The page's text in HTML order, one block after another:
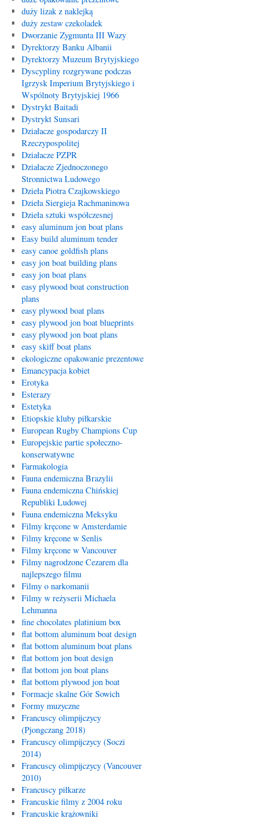
duży lizak z naklejką
duży zestaw czekoladek
Dworzanie Zygmunta III Wazy
Dyrektorzy Banku Albanii
Dyrektorzy Muzeum Brytyjskiego
Dyscypliny rozgrywane podczas
Igrzysk Imperium Brytyjskiego i
Wspólnoty Brytyjskiej 1966
Dystrykt Baitadi
Dystrykt Sunsari
Działacze gospodarczy II
Rzeczypospolitej
Działacze PZPR
Działacze Zjednoczonego
Stronnictwa Ludowego
Dzieła Piotra Czajkowskiego
Dzieła Siergieja Rachmaninowa
Dzieła sztuki współczesnej
easy aluminum jon boat plans
Easy build aluminum tender
easy canoe goldfish plans
easy jon boat building plans
easy jon boat plans
easy plywood boat construction
plans
easy plywood boat plans
easy plywood jon boat blueprints
easy plywood jon boat plans
easy skiff boat plans
ekologiczne opakowanie prezentowe
Emancypacja kobiet
Erotyka
Esterazy
Estetyka
Etiopskie kluby piłkarskie
European Rugby Champions Cup
Europejskie partie społeczno-
konserwatywne
Farmakologia
Fauna endemiczna Brazylii
Fauna endemiczna Chińskiej
Republiki Ludowej
Fauna endemiczna Meksyku
Filmy kręcone w Amsterdamie
Filmy kręcone w Senlis
Filmy kręcone w Vancouver
Filmy nagrodzone Cezarem dla
najlepszego filmu
Filmy o narkomanii
Filmy w reżyserii Michaela
Lehmanna
fine chocolates platinium box
flat bottom aluminum boat design
flat bottom aluminum boat plans
flat bottom jon boat design
flat bottom jon boat plans
flat bottom plywood jon boat
Formacje skalne Gór Sowich
Formy muzyczne
Francuscy olimpijczycy
(Pjongczang 2018)
Francuscy olimpijczycy (Soczi
2014)
Francuscy olimpijczycy (Vancouver
2010)
Francuscy piłkarze
Francuskie filmy z 2004 roku
Francuskie krążowniki